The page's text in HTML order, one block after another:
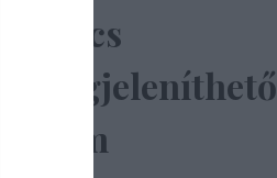
Nincs
megjeleníthető
elem